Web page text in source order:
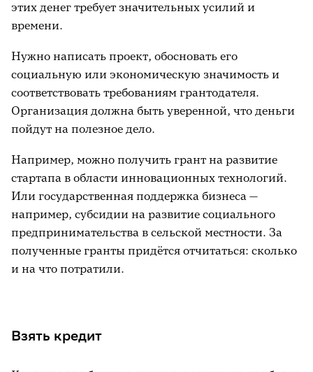
Заключение
этих денег требует значительных усилий и
времени.
Нужно написать проект, обосновать его
социальную или экономическую значимость и
соответствовать требованиям грантодателя.
Организация должна быть уверенной, что деньги
пойдут на полезное дело.
Например, можно получить грант на развитие
стартапа в области инновационных технологий.
Или государственная поддержка бизнеса —
например, субсидии на развитие социального
предпринимательства в сельской местности. За
полученные гранты придётся отчитаться: сколько
и на что потратили.
Взять кредит